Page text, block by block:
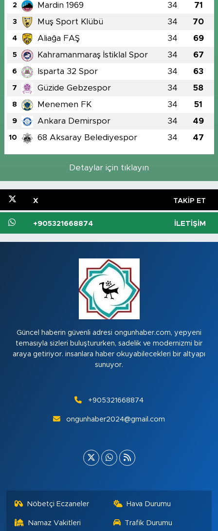
2 Mardin 1969 34 71
3 Muş Sport Klübü 34 70
4 Aliağa FAŞ 34 69
5 Kahramanmaraş İstiklal Spor 34 67
6 Isparta 32 Spor 34 63
7 Güzide Gebzespor 34 58
8 Menemen FK 34 51
9 Ankara Demirspor 34 49
10 68 Aksaray Belediyespor 34 47
Detaylar için tıklayın
X TAKIP ET
+905321668874 İLETIŞIM
Güncel haberin güvenli adresi ongunhaber.com, yepyeni
temasıyla sizleri buluştururken, sadelik ve modernizmi bir
araya getiriyor. insanlara haber okuyabilecekleri bir altyapı
sunuyor.
+905321668874
ongunhaber2024@gmail.com
Nöbetçi Eczaneler Hava Durumu
Namaz Vakitleri Trafik Durumu